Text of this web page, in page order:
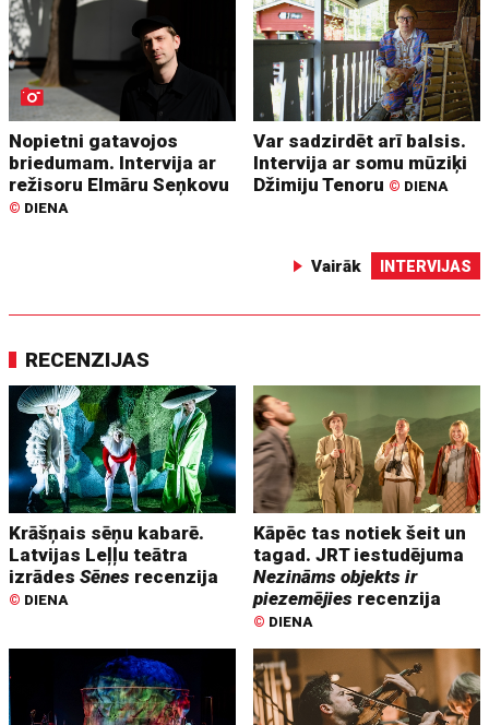
Nopietni gatavojos
briedumam. Intervija ar
režisoru Elmāru Seņkovu
© DIENA
Var sadzirdēt arī balsis.
Intervija ar somu mūziķi
Džimiju Tenoru © DIENA
Vairāk INTERVIJAS
RECENZIJAS
Krāšņais sēņu kabarē.
Latvijas Leļļu teātra
izrādesSēnes recenzija
© DIENA
Kāpēc tas notiek šeit un
tagad. JRT iestudējuma
Nezināms objekts ir
piezemējies recenzija
© DIENA